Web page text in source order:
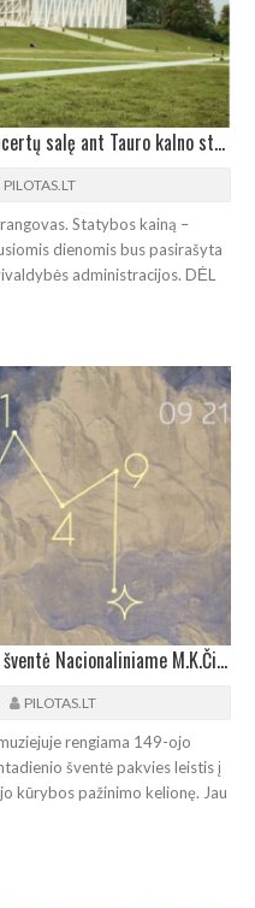
IŠRINKO RANGOVĄ: Nacionalinę koncertų salę ant Tauro kalno statys „Gilesta“
PILOTAS.LT
Statybos kainą –
dienomis bus pasirašyta
administracijos. DĖL
149-ASIS GIMTADIENIS: Nemokama šventė Nacionaliniame M.K.Čiurlionio dailės muziejuje
PILOTAS.LT
rengiama 149-ojo
šventė pakvies leistis į
kūrybos pažinimo kelionę. Jau